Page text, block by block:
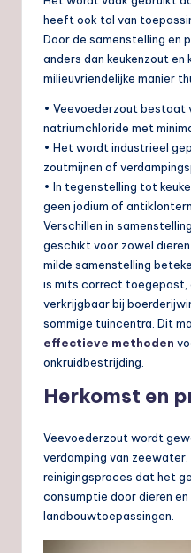
heeft ook tal van
Door de samenstelling en
anders dan keukenzout en
milieuvriendelijke manier
• Veevoederzout bestaat
natriumchloride met
• Het wordt industrieel
zoutmijnen of
• In tegenstelling tot
geen jodium of
Verschillen in
geschikt voor zowel
milde samenstelling
is mits correct toegepast,
verkrijgbaar bij
sommige tuincentra. Dit
effectieve methoden
onkruidbestrijding.
Herkomst en
Veevoederzout wordt
verdamping van
reinigingsproces dat het
consumptie door dieren en
landbouwtoepassingen.